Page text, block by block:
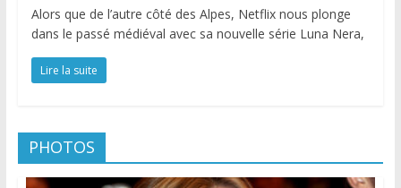
Alors que de l’autre côté des Alpes, Netflix nous plonge
dans le passé médiéval avec sa nouvelle série Luna Nera,
Lire la suite
PHOTOS